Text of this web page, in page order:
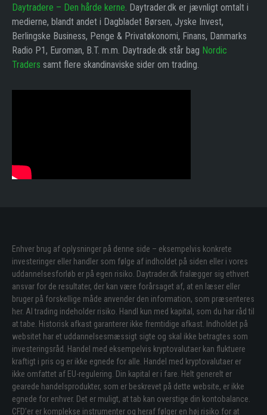
Daytradere – Den hårde kerne. Daytrader.dk er jævnligt omtalt i
medierne, blandt andet i Dagbladet Børsen, Jyske Invest,
Berlingske Business, Penge & Privatøkonomi, Finans, Danmarks
Radio P1, Euroman, B.T. m.m. Daytrade.dk står bag Nordic
Traders samt flere skandinaviske sider om trading.
Enhver brug af oplysninger på denne side – eksempelvis konkrete
investeringer eller handler som følge af indholdet på siden eller i vores
uddannelsesforløb er på egen risiko. Daytrader.dk fralægger sig ethvert
ansvar for de resultater, der kan være forårsaget af, at en læser eller
bruger på forskellige måde anvender den information, som præsenteres
her. Al trading indeholder risiko. Handl kun med kapital, som du har råd til
at tabe. Historisk afkast garanterer ikke fremtidige afkast. Indholdet på
websitet har et uddannelsesmæssigt sigte og skal ikke betragtes som
investeringsråd. Handel med eksempelvis kryptovalutaer kan fluktuere
kraftigt i pris og er ikke egnede for alle. Handel med kryptovalutaer er
ikke omfattet af EU-regulering. Din kapital er i fare. Helt generelt er
gearede handelsprodukter, som er beskrevet på dette website, er ikke
egnede for enhver. Det er muligt, at tab kan overstige din kontobalance.
CFD’er er komplekse instrumenter og heraf følger en høj risiko for at